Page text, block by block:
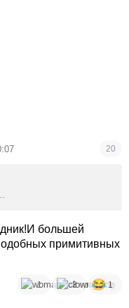
20
большей
примитивных
1 3 1